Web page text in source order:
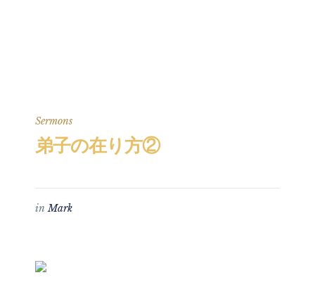
Sermons
弟子の在り方②
inMark